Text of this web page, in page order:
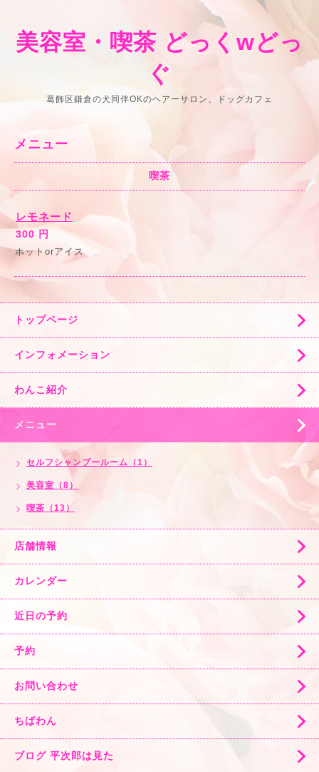
美容室・喫茶 どっくwどっ
ぐ
葛飾区鎌倉の犬同伴OKのヘアーサロン、ドッグカフェ
メニュー
喫茶
レモネード
300 円
ホットorアイス
トップページ
インフォメーション
わんこ紹介
メニュー
セルフシャンプールーム（1）
美容室（8）
喫茶（13）
店舗情報
カレンダー
近日の予約
予約
お問い合わせ
ちばわん
ブログ 平次郎は見た